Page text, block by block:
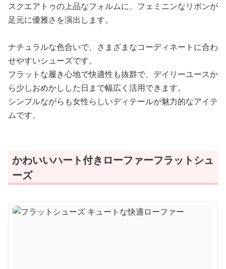
スクエアトゥの上品なフォルムに、フェミニンなリボンが
足元に優雅さを演出します。
ナチュラルな色合いで、さまざまなコーディネートに合わ
せやすいシューズです。
フラットな履き心地で快適性も抜群で、デイリーユースか
ら少しおめかしした日まで幅広く活用できます。
シンプルながらも女性らしいディテールが魅力的なアイテ
ムです。
かわいいハート付きローファーフラットシュ
ーズ